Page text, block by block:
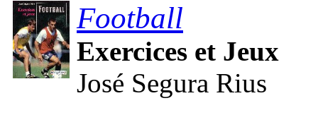
Football
Exercices et Jeux
José Segura Rius